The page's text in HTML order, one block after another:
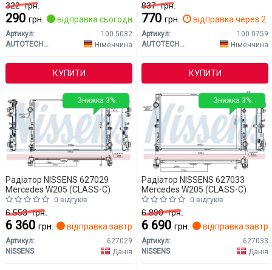
322грн.
290 грн. відправка сьогодні
Артикул:
100 5032
AUTOTECHTEILE
Німеччина
КУПИТИ
837грн.
770 грн. відправка через 2
Артикул:
100 0759
AUTOTECHTEILE
Німеччина
КУПИТИ
Радіатор NISSENS 627029
Mercedes W205 (CLASS-C)
0 відгуків
6 553грн.
6 360 грн. відправка завтра
Артикул:
627029
NISSENS
Данія
Знижка 3%
Радіатор NISSENS 627033
Mercedes W205 (CLASS-C)
0 відгуків
6 890грн.
6 690 грн. відправка
Артикул:
627033
NISSENS
Данія
Знижка 3%